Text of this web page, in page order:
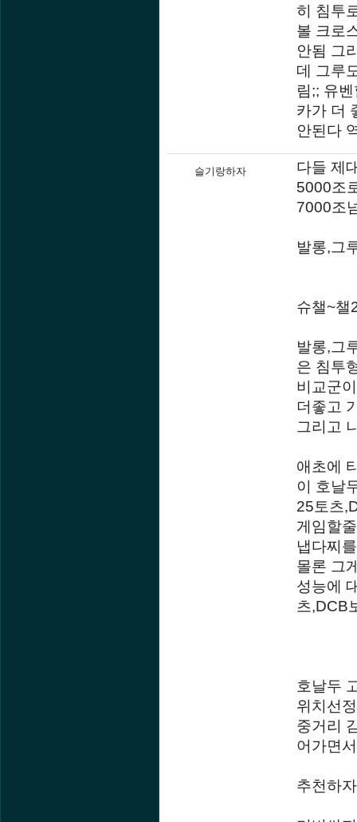
히 침투
볼 크로
안됨 그
데 그루
림;; 유
카가 더
안된다
슬기랑하자
다들 제
5000조
7000조
발롱,그
슈챌~챌
발롱,그
은 침투
비교군
더좋고
그리고
애초에
이 호날
25토츠
게임할
냅다찌
몰론 그
성능에
츠,DCB
호날두
위치선
중거리
어가면
추천하